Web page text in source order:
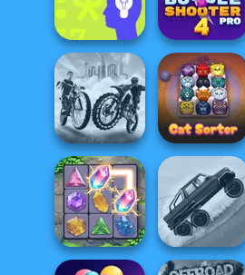
Burgeria
Shortcake
Cryptograph
Bubble Shooter
Pro 4
City Bike Racing
Champion
Cat Sorter Puzzle